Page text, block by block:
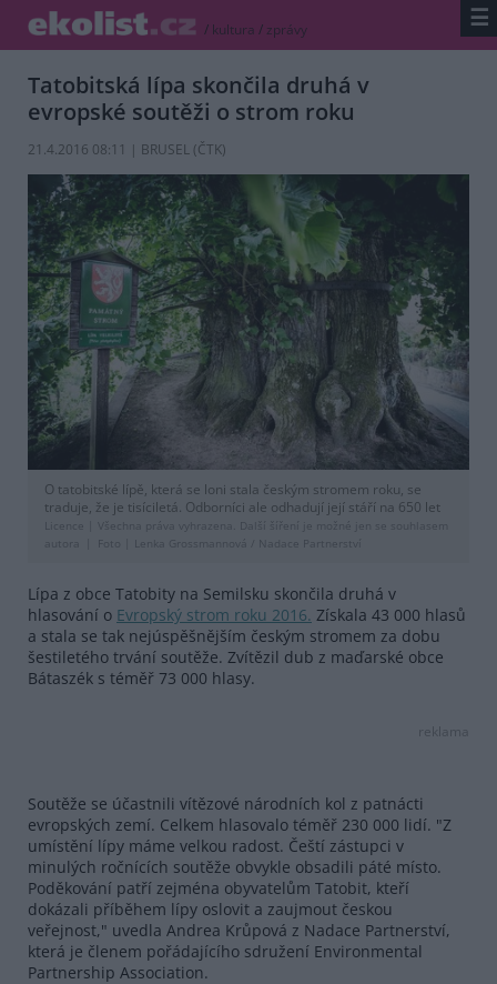
/ kultura / zprávy ☰
Tatobitská lípa skončila druhá v
evropské soutěži o strom roku
21.4.2016 08:11 | BRUSEL (ČTK)
O tatobitské lípě, která se loni stala českým stromem roku, se
traduje, že je tisíciletá. Odborníci ale odhadují její stáří na 650 let
Licence |
Všechna práva vyhrazena. Další šíření je možné jen se souhlasem
autora
Foto | Lenka Grossmannová / Nadace Partnerství
Lípa z obce Tatobity na Semilsku skončila druhá v
hlasování o Evropský strom roku 2016. Získala 43 000 hlasů
a stala se tak nejúspěšnějším českým stromem za dobu
šestiletého trvání soutěže. Zvítězil dub z maďarské obce
Bátaszék s téměř 73 000 hlasy.
reklama
Soutěže se účastnili vítězové národních kol z patnácti
evropských zemí. Celkem hlasovalo téměř 230 000 lidí. "Z
umístění lípy máme velkou radost. Čeští zástupci v
minulých ročnících soutěže obvykle obsadili páté místo.
Poděkování patří zejména obyvatelům Tatobit, kteří
dokázali příběhem lípy oslovit a zaujmout českou
veřejnost," uvedla Andrea Krůpová z Nadace Partnerství,
která je členem pořádajícího sdružení Environmental
Partnership Association.